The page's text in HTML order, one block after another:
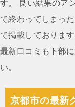
す。 良い結果のア
で終わってしまっ
で掲載しておりま
最新口コミも下部
い。
京都市の最新